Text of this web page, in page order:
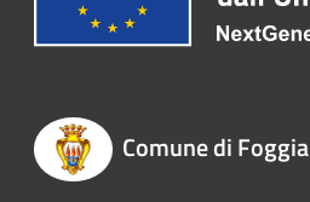
Comune di Foggia